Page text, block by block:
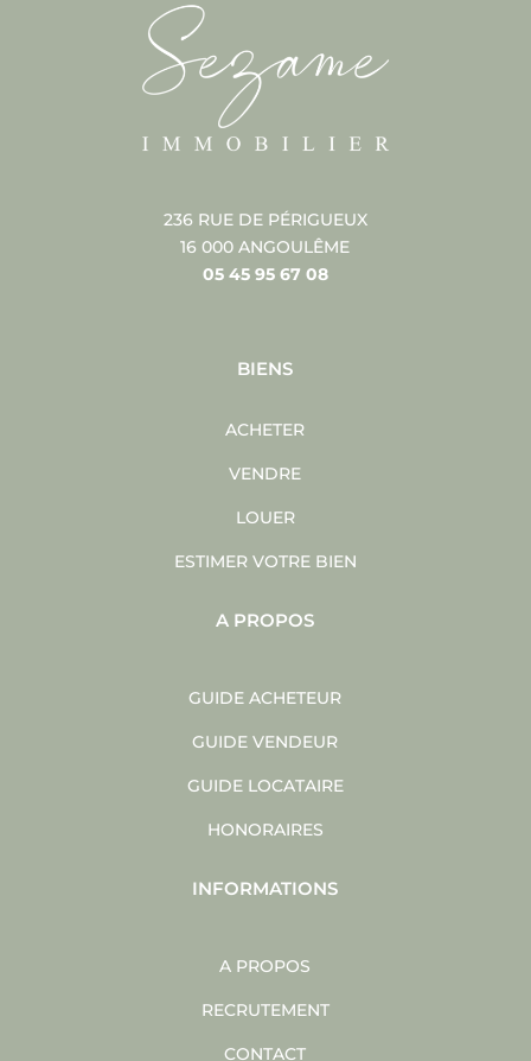
236 RUE DE PÉRIGUEUX
16 000 ANGOULÊME
05 45 95 67 08
BIENS
ACHETER
VENDRE
LOUER
ESTIMER VOTRE BIEN
A PROPOS
GUIDE ACHETEUR
GUIDE VENDEUR
GUIDE LOCATAIRE
HONORAIRES
INFORMATIONS
A PROPOS
RECRUTEMENT
CONTACT